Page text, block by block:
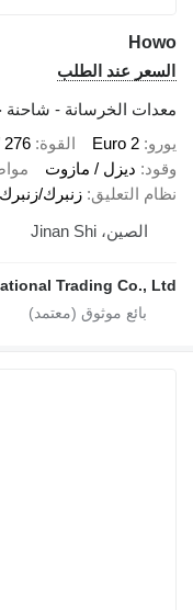
عند الطلب
الخرسانة - شاحنة خلط
Euro 2 القوة
276 kW (375 حصان)
ديزل / مازوت
التعليق زنبرك/زنبرك
الصين، Jinan Shi
Trading Co.,